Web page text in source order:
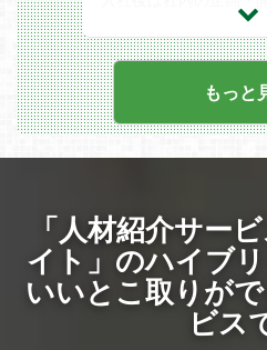
・Adobe Photoshopま
ンバーとして参画して
しています。
新規機能開発、他のサ
めていただくとともに
スの立ち上げにも携わ
たいと考えています。
また、ご自身のプロジ
いて電子マンガサービ
たはスペシャリスト職
ップが可能です。
■■■業務内容■■■
・開発チームやデザ
通じたプロジェクト管
・タスクの進捗管理
・プロジェクトの予算
・電子マンガアプリ
もっと
「人材紹介サー
イト」のハイブ
いいとこ取りが
ビス